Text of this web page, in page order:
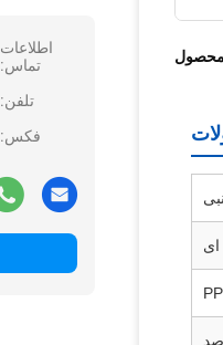
اطلاعات
تماس:
تلفن:
فکس: